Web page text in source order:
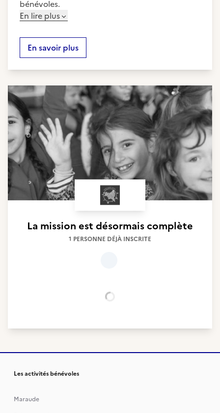
bénévoles.
En lire plus
En savoir plus
La mission est désormais complète
1 PERSONNE DÉJÀ INSCRITE
Les activités bénévoles
Maraude